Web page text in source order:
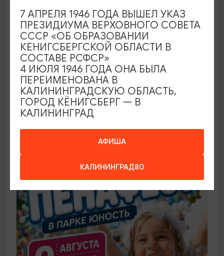
САМОЕ ИНТЕРЕСНОЕ
Фестиваль викингов Кауп (Большой
Кауп)
08.08.2026 - 09.08.2026, 13:00-22:00 (сб), 12:00-
17:00 (вс)
Зеленоградск, Поселение викингов «Кауп»
АФИША
КАЛИНИНГРАД80
7 АПРЕЛЯ 1946 ГОДА ВЫШЕЛ УКАЗ
ПРЕЗИДИУМА ВЕРХОВНОГО СОВЕТА
СССР «ОБ ОБРАЗОВАНИИ
КЕНИГСБЕРГСКОЙ ОБЛАСТИ В
СОСТАВЕ РСФСР»
4 ИЮЛЯ 1946 ГОДА ОНА БЫЛА
ПЕРЕИМЕНОВАНА В
КАЛИНИНГРАДСКУЮ ОБЛАСТЬ,
ГОРОД КЁНИГСБЕРГ — В
КАЛИНИНГРАД